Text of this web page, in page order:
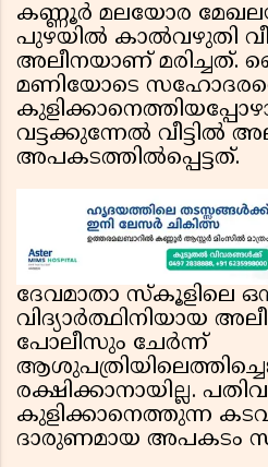
കണ്ണൂർ മലയോര
പുഴയിൽ കാൽവഴുതി
അലീനയാണ് മരിച്ചത്.
മണിയോടെ
വട്ടക്കുന്നേൽ വീട്ടിൽ
അപകടത്തിൽപ്പെട്ടത്.
ദേവമാതാ സ്കൂളിലെ
വിദ്യാർത്ഥിനിയായ
പോലീസും ചേർന്ന്
രക്ഷിക്കാനായില്ല.
കുളിക്കാനെത്തുന്ന
ദാരുണമായ അപകടം